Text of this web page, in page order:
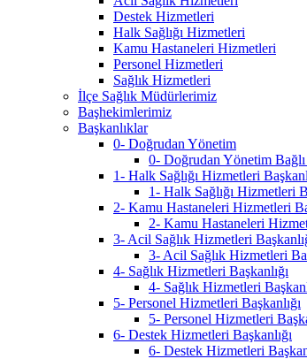
Destek Hizmetleri
Halk Sağlığı Hizmetleri
Kamu Hastaneleri Hizmetleri
Personel Hizmetleri
Sağlık Hizmetleri
İlçe Sağlık Müdürlerimiz
Başhekimlerimiz
Başkanlıklar
0- Doğrudan Yönetim
0- Doğrudan Yönetim
1- Halk Sağlığı Hizmetleri
1- Halk Sağlığı Hizmetleri
2- Kamu Hastaneleri Hizmetleri
2- Kamu Hastaneleri
3- Acil Sağlık Hizmetleri
3- Acil Sağlık Hizmetleri
4- Sağlık Hizmetleri Başkanlığı
4- Sağlık Hizmetleri
5- Personel Hizmetleri Başkanlığı
5- Personel Hizmetleri
6- Destek Hizmetleri Başkanlığı
6- Destek Hizmetleri